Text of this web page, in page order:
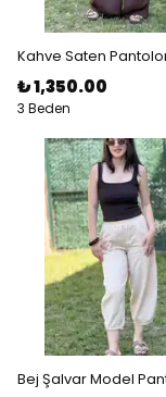
Kahve Saten
₺ 1,350.00
3 Beden
Bej Şalvar Model